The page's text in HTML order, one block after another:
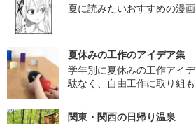
夏に読みたいおすすめの漫
夏休みの工作のアイデア集
学年別に夏休みの工作アイ
駄なく、自由工作に取り組も
関東・関西の日帰り温泉